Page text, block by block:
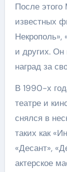
После
известных
и других. Он
наград за
В 1990-х
театре и
снялся в
таких как
«Десант»,
актерское